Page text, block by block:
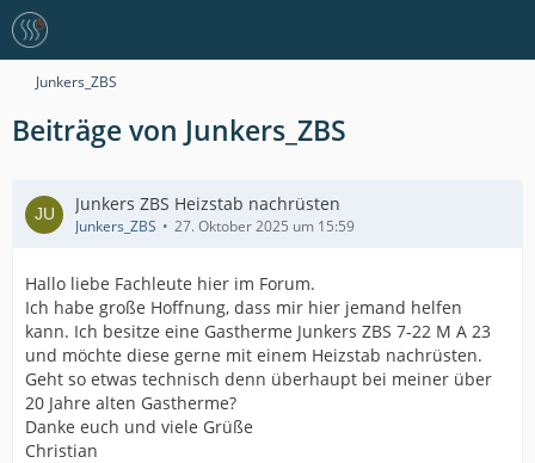
Junkers_ZBS
Beiträge von Junkers_ZBS
Junkers ZBS Heizstab nachrüsten
Junkers_ZBS 27. Oktober 2025 um 15:59
Hallo liebe Fachleute hier im Forum.
Ich habe große Hoffnung, dass mir hier jemand helfen
kann. Ich besitze eine Gastherme Junkers ZBS 7-22 M A 23
und möchte diese gerne mit einem Heizstab nachrüsten.
Geht so etwas technisch denn überhaupt bei meiner über
20 Jahre alten Gastherme?
Danke euch und viele Grüße
Christian